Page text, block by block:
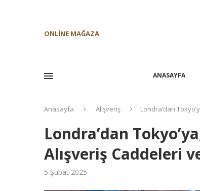
ONLINE MAĞAZA
ANASAYFA
Anasayfa Alışveriş Londra’dan
Londra’dan
Alışveriş Caddeleri
5 Şubat 2025